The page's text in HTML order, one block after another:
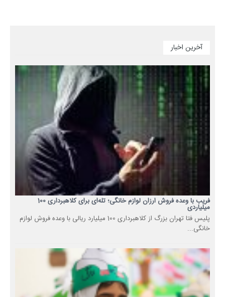
آخرین اخبار
فریب با وعده فروش ارزان لوازم خانگی؛ تله‌ای برای کلاهبرداری 100
میلیاردی
پلیس فتا تهران بزرگ از کلاهبرداری 100 میلیارد ریالی با وعده فروش لوازم
خانگی...